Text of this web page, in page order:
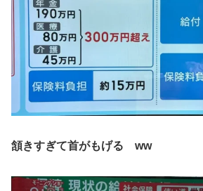
頷きすぎて首がもげる ww